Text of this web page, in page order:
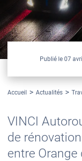
Publié le07
Accueil Actualités
VINCI
de
entre